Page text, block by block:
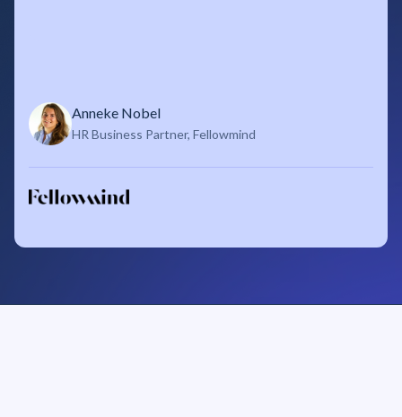
Anneke Nobel
HR Business Partner, Fellowmind